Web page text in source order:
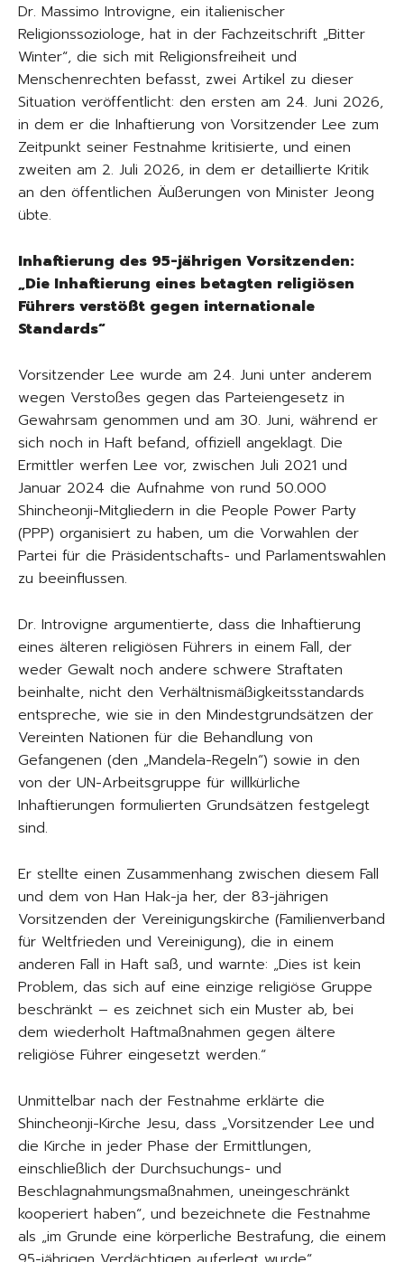
Dr. Massimo Introvigne, ein italienischer
Religionssoziologe, hat in der Fachzeitschrift „Bitter
Winter“, die sich mit Religionsfreiheit und
Menschenrechten befasst, zwei Artikel zu dieser
Situation veröffentlicht: den ersten am 24. Juni 2026,
in dem er die Inhaftierung von Vorsitzender Lee zum
Zeitpunkt seiner Festnahme kritisierte, und einen
zweiten am 2. Juli 2026, in dem er detaillierte Kritik
an den öffentlichen Äußerungen von Minister Jeong
übte.
Inhaftierung des 95-jährigen Vorsitzenden:
„Die Inhaftierung eines betagten religiösen
Führers verstößt gegen internationale
Standards“
Vorsitzender Lee wurde am 24. Juni unter anderem
wegen Verstoßes gegen das Parteiengesetz in
Gewahrsam genommen und am 30. Juni, während er
sich noch in Haft befand, offiziell angeklagt. Die
Ermittler werfen Lee vor, zwischen Juli 2021 und
Januar 2024 die Aufnahme von rund 50.000
Shincheonji-Mitgliedern in die People Power Party
(PPP) organisiert zu haben, um die Vorwahlen der
Partei für die Präsidentschafts- und Parlamentswahlen
zu beeinflussen.
Dr. Introvigne argumentierte, dass die Inhaftierung
eines älteren religiösen Führers in einem Fall, der
weder Gewalt noch andere schwere Straftaten
beinhalte, nicht den Verhältnismäßigkeitsstandards
entspreche, wie sie in den Mindestgrundsätzen der
Vereinten Nationen für die Behandlung von
Gefangenen (den „Mandela-Regeln“) sowie in den
von der UN-Arbeitsgruppe für willkürliche
Inhaftierungen formulierten Grundsätzen festgelegt
sind.
Er stellte einen Zusammenhang zwischen diesem Fall
und dem von Han Hak-ja her, der 83-jährigen
Vorsitzenden der Vereinigungskirche (Familienverband
für Weltfrieden und Vereinigung), die in einem
anderen Fall in Haft saß, und warnte: „Dies ist kein
Problem, das sich auf eine einzige religiöse Gruppe
beschränkt – es zeichnet sich ein Muster ab, bei
dem wiederholt Haftmaßnahmen gegen ältere
religiöse Führer eingesetzt werden.“
Unmittelbar nach der Festnahme erklärte die
Shincheonji-Kirche Jesu, dass „Vorsitzender Lee und
die Kirche in jeder Phase der Ermittlungen,
einschließlich der Durchsuchungs- und
Beschlagnahmungsmaßnahmen, uneingeschränkt
kooperiert haben“, und bezeichnete die Festnahme
als „im Grunde eine körperliche Bestrafung, die einem